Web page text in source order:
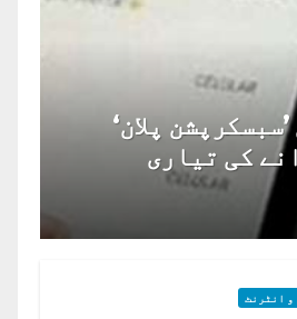
پلان‘
کی تیاری
و انٹرنٹ